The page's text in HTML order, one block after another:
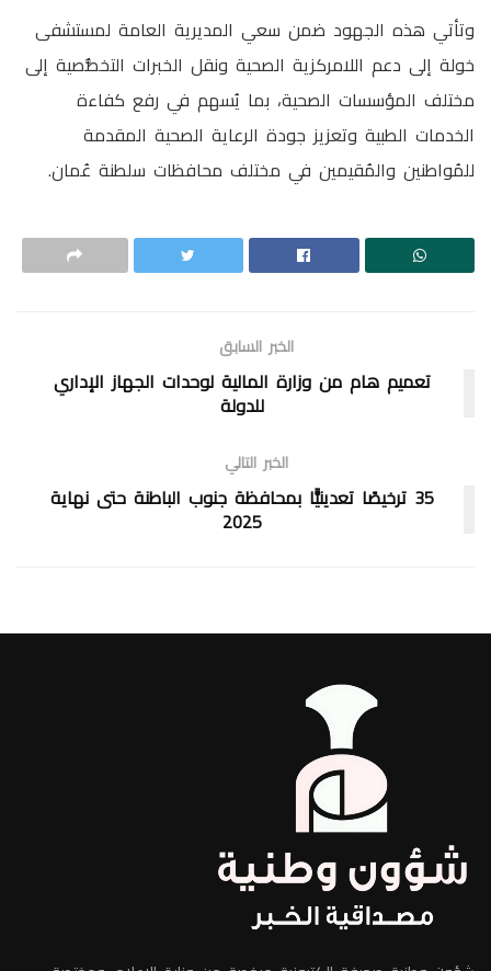
وتأتي هذه الجهود ضمن سعي المديرية العامة لمستشفى
خولة إلى دعم اللامركزية الصحية ونقل الخبرات التخصُّصية إلى
مختلف المؤسسات الصحية، بما يُسهم في رفع كفاءة
الخدمات الطبية وتعزيز جودة الرعاية الصحية المقدمة
للمُواطنين والمُقيمين في مختلف محافظات سلطنة عُمان.
الخبر السابق
تعميم هام من وزارة المالية لوحدات الجهاز الإداري
للدولة
الخبر التالي
35 ترخيصًا تعدينيًّا بمحافظة جنوب الباطنة حتى نهاية
2025